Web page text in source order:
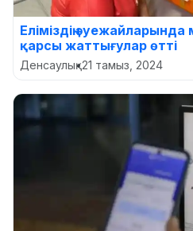
Еліміздің
қарсы жаттығулар өтті
Денсаулық•21 тамыз, 2024